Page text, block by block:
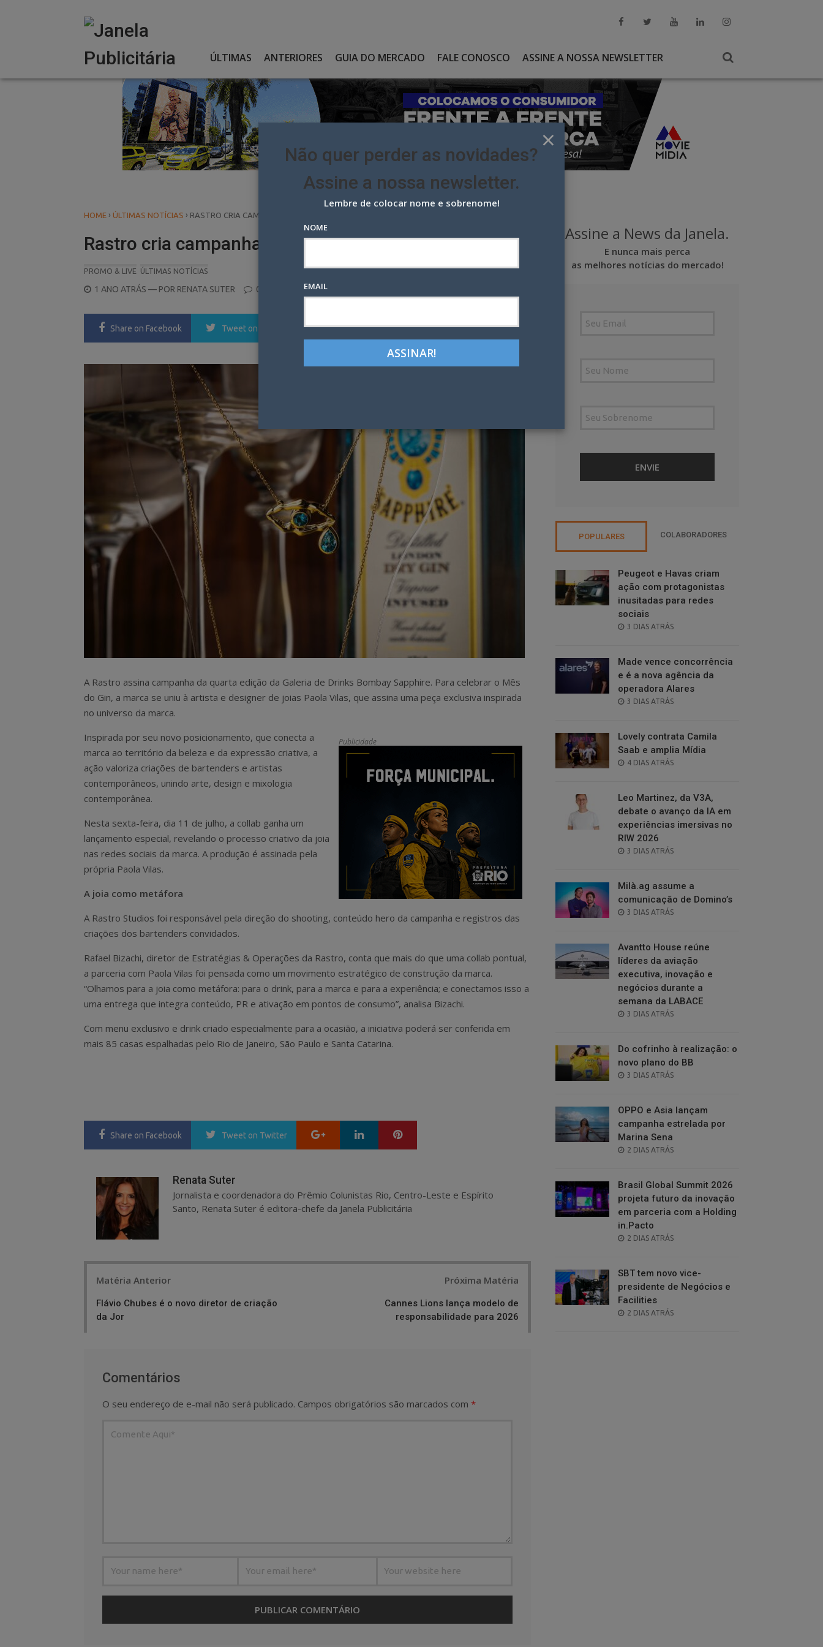
ÚLTIMAS ANTERIORES GUIA DO MERCADO FALE CONOSCO ASSINE A NOSSA NEWSLETTER
HOME › ÚLTIMAS NOTÍCIAS › RASTRO CRIA CAMPANHA E TRANSFORMA MIXOLOGIA EM JOIA
Rastro cria campanha e transforma mixologia em joia
PROMO & LIVE ÚLTIMAS NOTÍCIAS
POSTED
1 ANO ATRÁS — POR RENATA SUTER 0
Share on Facebook Tweet on Twitter Google+ LinkedIn Pinterest
A Rastro assina campanha da quarta edição da Galeria de Drinks Bombay Sapphire. Para celebrar o Mês
do Gin, a marca se uniu à artista e designer de joias Paola Vilas, que assina uma peça exclusiva inspirada
no universo da marca.
Publicidade
Inspirada por seu novo posicionamento, que conecta a
marca ao território da beleza e da expressão criativa, a
ação valoriza criações de bartenders e artistas
contemporâneos, unindo arte, design e mixologia
contemporânea.
Nesta sexta-feira, dia 11 de julho, a collab ganha um
lançamento especial, revelando o processo criativo da joia
nas redes sociais da marca. A produção é assinada pela
própria Paola Vilas.
A joia como metáfora
A Rastro Studios foi responsável pela direção do shooting, conteúdo hero da campanha e registros das
criações dos bartenders convidados.
Rafael Bizachi, diretor de Estratégias & Operações da Rastro, conta que mais do que uma collab pontual,
a parceria com Paola Vilas foi pensada como um movimento estratégico de construção da marca.
“Olhamos para a joia como metáfora: para o drink, para a marca e para a experiência; e conectamos isso a
uma entrega que integra conteúdo, PR e ativação em pontos de consumo”, analisa Bizachi.
Com menu exclusivo e drink criado especialmente para a ocasião, a iniciativa poderá ser conferida em
mais 85 casas espalhadas pelo Rio de Janeiro, São Paulo e Santa Catarina.
Share on Facebook Tweet on Twitter Google+ LinkedIn
Renata Suter
Jornalista e coordenadora do Prêmio Colunistas Rio, Centro-Leste e Espírito
Santo, Renata Suter é editora-chefe da Janela Publicitária
Matéria Anterior
Flávio Chubes é o novo diretor de criação
da Jor
Próxima Matéria
Cannes Lions lança modelo de
responsabilidade para 2026
Comentários
O seu endereço de e-mail não será publicado. Campos obrigatórios são marcados com *
Assine a News da Janela.
E nunca mais perca
as melhores notícias do mercado!
POPULARES COLABORADORES
Peugeot e Havas criam
ação com protagonistas
inusitadas para redes
sociais
POSTED
3 DIAS ATRÁS
Made vence concorrência
e é a nova agência da
operadora Alares
POSTED
3 DIAS ATRÁS
Lovely contrata Camila
Saab e amplia Mídia
POSTED
4 DIAS ATRÁS
Leo Martinez, da V3A,
debate o avanço da IA em
experiências imersivas no
RIW 2026
POSTED
3 DIAS ATRÁS
Milà.ag assume a
comunicação de Domino’s
POSTED
3 DIAS ATRÁS
Avantto House reúne
líderes da aviação
executiva, inovação e
negócios durante a
semana da LABACE
POSTED
3 DIAS ATRÁS
Do cofrinho à realização: o
novo plano do BB
POSTED
3 DIAS ATRÁS
OPPO e Asia lançam
campanha estrelada por
Marina Sena
POSTED
2 DIAS ATRÁS
Brasil Global Summit 2026
projeta futuro da inovação
em parceria com a Holding
in.Pacto
POSTED
2 DIAS ATRÁS
SBT tem novo vice-
presidente de Negócios e
Facilities
POSTED
2 DIAS ATRÁS
×
Não quer perder as novidades?
Assine a nossa newsletter.
Lembre de colocar nome e sobrenome!
NOME
EMAIL